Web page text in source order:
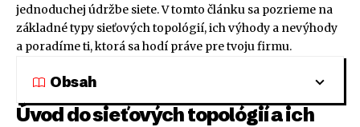
jednoduchej údržbe siete. V tomto článku sa pozrieme na
základné typy sieťových topológií, ich výhody a nevýhody
a poradíme ti, ktorá sa hodí práve pre tvoju firmu.
Obsah
Úvod do sieťových topológií a ich